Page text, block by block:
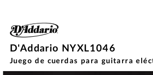
D'Addario NYXL1046
Juego de cuerdas para guitarra